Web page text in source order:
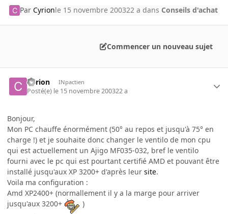
ParCyrionle 15 novembre 200322 a dans Conseils d'achat
Commencer un nouveau sujet
Cyrion INpactien
Posté(e) le 15 novembre 200322 a
Bonjour,
Mon PC chauffe énormément (50° au repos et jusqu'à 75° en
charge !) et je souhaite donc changer le ventilo de mon cpu
qui est actuellement un Ajigo MF035-032, bref le ventilo
fourni avec le pc qui est pourtant certifié AMD et pouvant être
installé jusqu'aux XP 3200+ d'après leur site.
Voila ma configuration :
Amd XP2400+ (normallement il y a la marge pour arriver
jusqu'aux 3200+
)